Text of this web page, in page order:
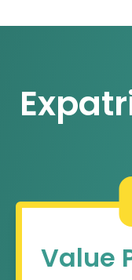
Value